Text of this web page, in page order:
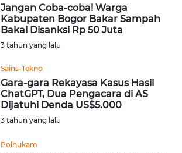
Jangan Coba-coba! Warga
Kabupaten Bogor Bakar Sampah
Bakal Disanksi Rp 50 Juta
3 tahun yang lalu
Sains-Tekno
Gara-gara Rekayasa Kasus Hasil
ChatGPT, Dua Pengacara di AS
Dijatuhi Denda US$5.000
3 tahun yang lalu
Polhukam